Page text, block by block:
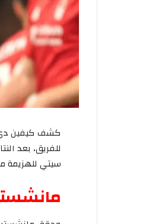
كشف كيفين
للفريق، بعد
سيتي للهزيمة